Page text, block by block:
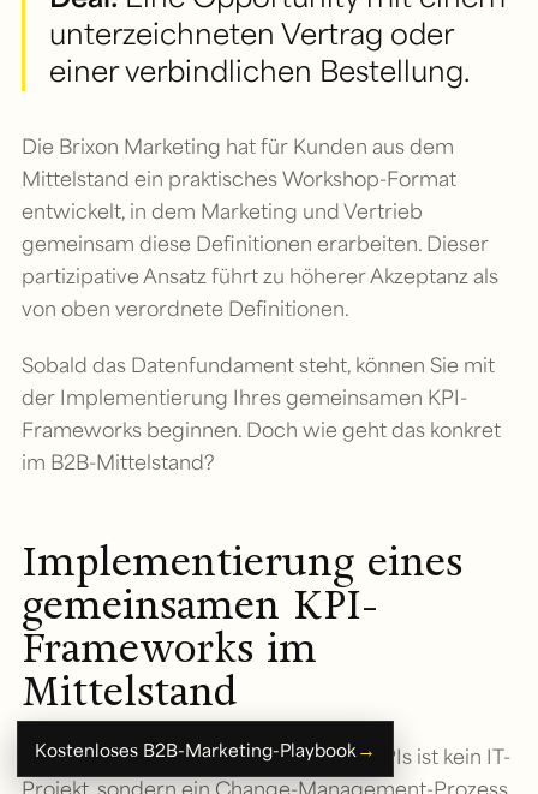
unterzeichneten Vertrag oder
einer verbindlichen Bestellung.
Die Brixon Marketing hat für Kunden aus dem
Mittelstand ein praktisches Workshop-Format
entwickelt, in dem Marketing und Vertrieb
gemeinsam diese Definitionen erarbeiten. Dieser
partizipative Ansatz führt zu höherer Akzeptanz als
von oben verordnete Definitionen.
Sobald das Datenfundament steht, können Sie mit
der Implementierung Ihres gemeinsamen KPI-
Frameworks beginnen. Doch wie geht das konkret
im B2B-Mittelstand?
Implementierung eines
gemeinsamen KPI-
Frameworks im
Mittelstand
Die Implementierung gemeinsamer KPIs ist kein IT-
Projekt, sondern ein Change-Management-Prozess.
Kostenloses B2B-Marketing-Playbook →